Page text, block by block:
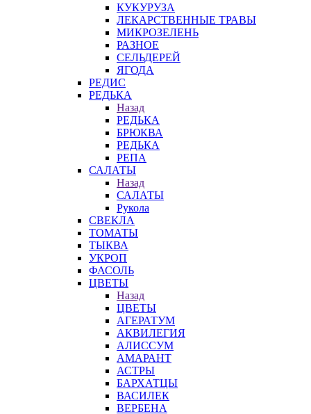
КУКУРУЗА
ЛЕКАРСТВЕННЫЕ ТРАВЫ
МИКРОЗЕЛЕНЬ
РАЗНОЕ
СЕЛЬДЕРЕЙ
ЯГОДА
РЕДИС
РЕДЬКА
Назад
РЕДЬКА
БРЮКВА
РЕДЬКА
РЕПА
САЛАТЫ
Назад
САЛАТЫ
Рукола
СВЕКЛА
ТОМАТЫ
ТЫКВА
УКРОП
ФАСОЛЬ
ЦВЕТЫ
Назад
ЦВЕТЫ
АГЕРАТУМ
АКВИЛЕГИЯ
АЛИССУМ
АМАРАНТ
АСТРЫ
БАРХАТЦЫ
ВАСИЛЕК
ВЕРБЕНА